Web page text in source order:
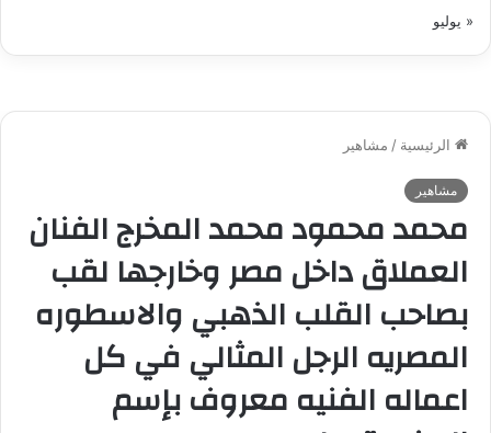
« يوليو